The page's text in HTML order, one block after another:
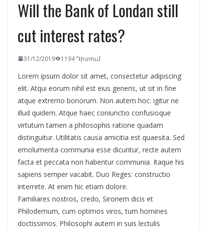
Will the Bank of Londan still
cut interest rates?
31/12/2019 1194 Դիտում
Lorem ipsum dolor sit amet, consectetur adipiscing
elit. Atqui eorum nihil est eius generis, ut sit in fine
atque extrerno bonorum. Non autem hoc: igitur ne
illud quidem. Atque haec coniunctio confusioque
virtutum tamen a philosophis ratione quadam
distinguitur. Utilitatis causa amicitia est quaesita. Sed
emolumenta communia esse dicuntur, recte autem
facta et peccata non habentur communia. Itaque his
sapiens semper vacabit. Duo Reges: constructio
interrete. At enim hic etiam dolore.
Familiares nostros, credo, Sironem dicis et
Philodemum, cum optimos viros, tum homines
doctissimos. Philosophi autem in suis lectulis